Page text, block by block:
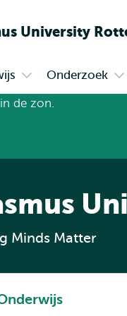
University
submenu
Onderzoek
Minds Matter